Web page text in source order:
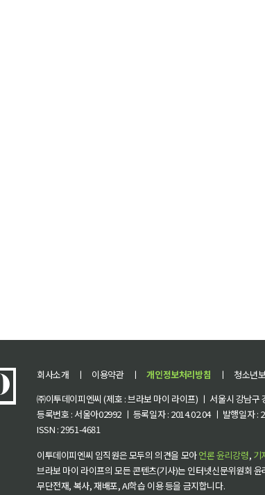
회사소개 ㅣ 이용약관 ㅣ 개인정보처리방침 ㅣ 청소년
㈜이투데이피엔씨 (제호 : 브라보 마이 라이프) ㅣ 서울시 강남
등록번호 : 서울아02992 ㅣ 등록일자 : 2014.02.04 ㅣ 발행일자
ISSN : 2951-4681
이투데이피엔씨 임직원은 모두의 의견을 모아언론 윤리강령, 기
브라보 마이 라이프의 모든 콘텐츠(기사)는 인터넷신문위원회
무단전재, 복사, 재배포, AI학습 이용 등을 금지합니다.